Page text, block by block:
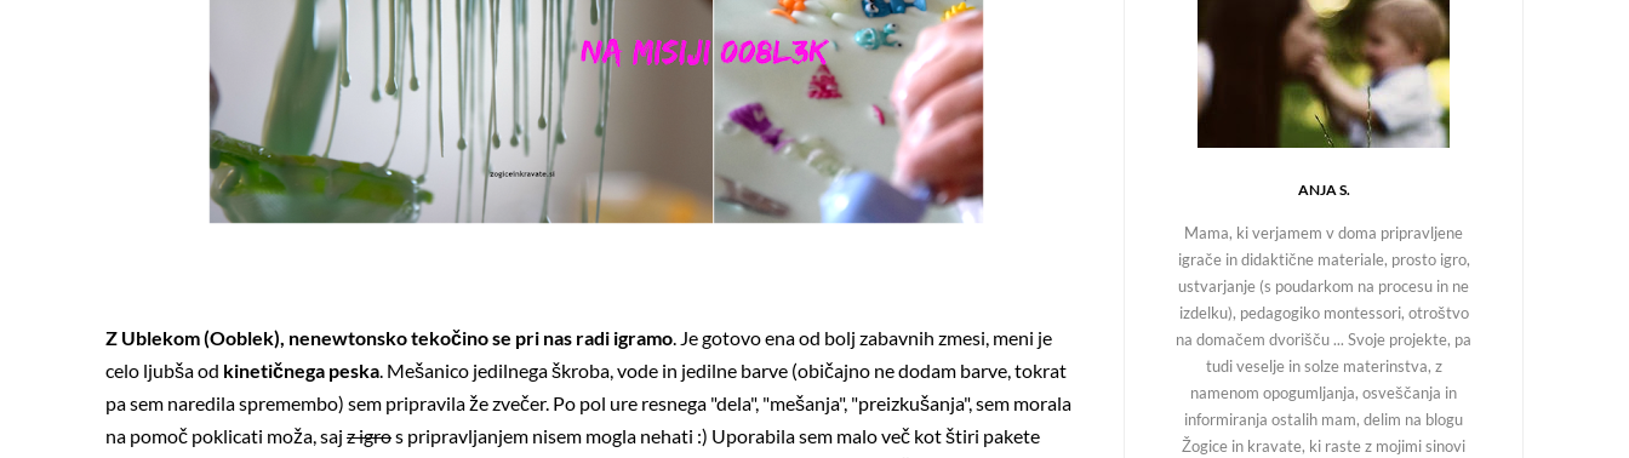
Z Ublekom (Ooblek), nenewtonsko tekočino se pri nas radi igramo . Je gotovo ena od bolj zabavnih zmesi, meni je
celo ljubša od kinetičnega peska . Mešanico jedilnega škroba, vode in jedilne barve (običajno ne dodam barve, tokrat
pa sem naredila spremembo) sem pripravila že zvečer. Po pol ure resnega "dela", "mešanja", "preizkušanja", sem morala
na pomoč poklicati moža, saj z igros pripravljanjem nisem mogla nehati :) Uporabila sem malo več kot štiri pakete
ANJA S.
Mama, ki verjamem v doma pripravljene
igrače in didaktične materiale, prosto igro,
ustvarjanje (s poudarkom na procesu in ne
izdelku), pedagogiko montessori, otroštvo
na domačem dvorišču ... Svoje projekte, pa
tudi veselje in solze materinstva, z
namenom opogumljanja, osveščanja in
informiranja ostalih mam, delim na blogu
Žogice in kravate, ki raste z mojimi sinovi